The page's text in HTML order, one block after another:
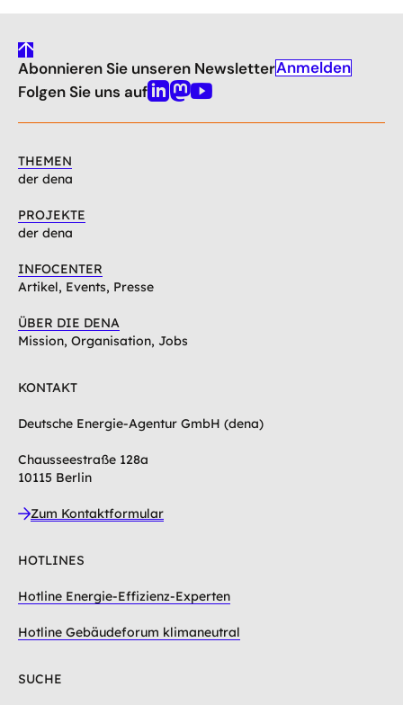
gehe
nach
oben
Abonnieren Sie unseren NewsletterAnmelden
Folgen Sie uns aufLinkedin
Mastodon
Youtube
THEMEN
der dena
PROJEKTE
der dena
INFOCENTER
Artikel, Events, Presse
ÜBER DIE DENA
Mission, Organisation, Jobs
KONTAKT
Deutsche Energie-Agentur GmbH (dena)
Chausseestraße 128a
10115 Berlin
Zum Kontaktformular
HOTLINES
Hotline Energie-Effizienz-Experten
Hotline Gebäudeforum klimaneutral
SUCHE